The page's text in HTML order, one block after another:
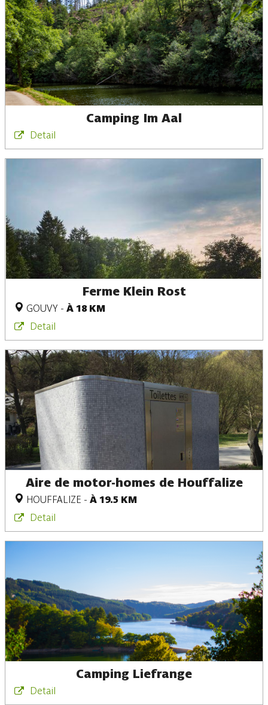
Camping Im Aal
Detail
Ferme Klein Rost
GOUVY - À 18 KM
Detail
Aire de motor-homes de Houffalize
HOUFFALIZE - À 19.5 KM
Detail
Camping Liefrange
Detail